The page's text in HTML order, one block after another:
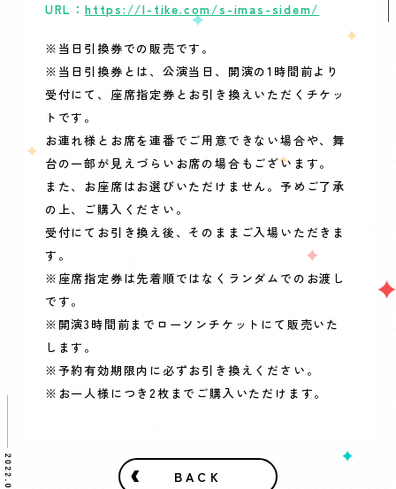
URL： https://l-tike.com/s-imas-sidem/
※当日引換券での販売です。
※当日引換券とは、公演当日、開演の1時間前より
受付にて、座席指定券とお引き換えいただくチケッ
トです。
お連れ様とお席を連番でご用意できない場合や、舞
台の一部が見えづらいお席の場合もございます。
また、お座席はお選びいただけません。予めご了承
の上、ご購入ください。
受付にてお引き換え後、そのままご入場いただきま
す。
※座席指定券は先着順ではなくランダムでのお渡し
です。
※開演3時間前までローソンチケットにて販売いた
します。
※予約有効期限内に必ずお引き換えください。
※お一人様につき2枚までご購入いただけます。
BACK